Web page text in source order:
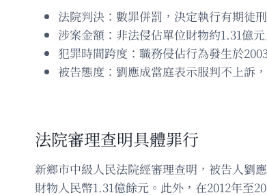
法院判決：數罪併罰，決定執行有期徒
涉案金額：非法侵佔單位財物約1.31億
犯罪時間跨度：職務侵佔行為發生於
被告態度：劉應成當庭表示服判不上訴
法院審理查明具體罪行
新鄉市中級人民法院經審理查明，被告人劉
財物人民幣1.31億餘元。此外，在2012年至